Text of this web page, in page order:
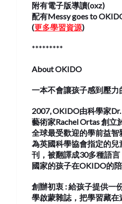
附有電子版導讀(oxz)
配有Messy goes to
(更多學習資源)
*********
About OKIDO
一本不會讓孩子感到壓力
2007,OKIDO由科學家
藝術家RachelOrtas創立
全球最受歡迎的學前益
為英國科學協會指定的兒
刊，被翻譯成30多種語
國家的孩子在OKIDO的
創辦初衷 :給孩子提供一
學啟蒙雜誌，把學習藏在